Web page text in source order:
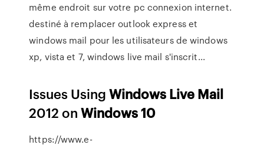
même endroit sur votre pc connexion internet.
destiné à remplacer outlook express et
windows mail pour les utilisateurs de windows
xp, vista et 7, windows live mail s'inscrit...
Issues UsingWindows Live Mail
2012 onWindows10
https://www.e-